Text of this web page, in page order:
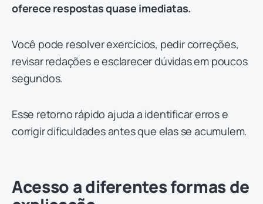
oferece respostas quase imediatas.
Você pode resolver exercícios, pedir correções,
revisar redações e esclarecer dúvidas em poucos
segundos.
Esse retorno rápido ajuda a identificar erros e
corrigir dificuldades antes que elas se acumulem.
Acesso a diferentes formas de